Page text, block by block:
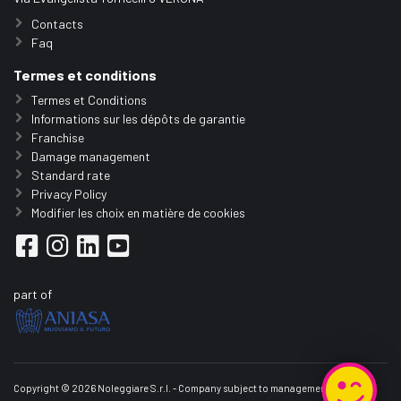
Contacts
Faq
Termes et conditions
Termes et Conditions
Informations sur les dépôts de garantie
Franchise
Damage management
Standard rate
Privacy Policy
Modifier les choix en matière de cookies
part of
Copyright © 2026 Noleggiare S.r.l. - Company subject to management and